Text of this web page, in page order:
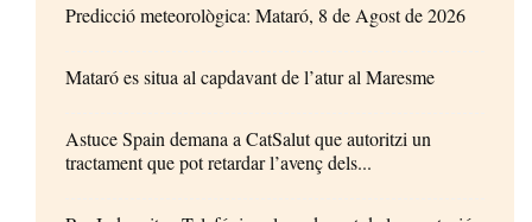
Predicció meteorològica: Mataró, 8 de Agost de 2026
Mataró es situa al capdavant de l’atur al Maresme
Astuce Spain demana a CatSalut que autoritzi un
tractament que pot retardar l’avenç dels...